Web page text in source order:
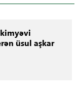
üsul aşkar